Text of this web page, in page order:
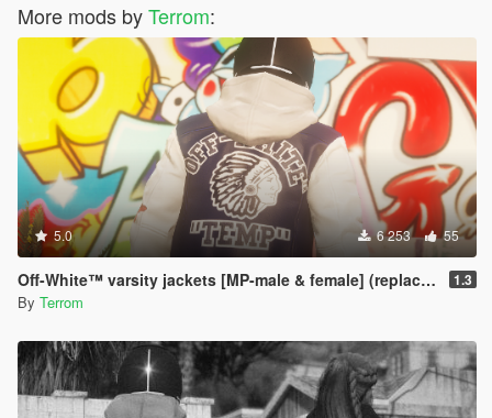
More mods byTerrom:
5.0 6 253 55
Off-White™ varsity jackets [MP-male & female] (replace) {9 total} 1.3
By Terrom